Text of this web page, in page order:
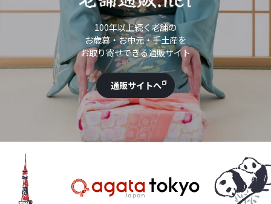
100年以上続く老舗の
お歳暮・お中元・手土産を
お取り寄せできる通販サイト
通販サイトへ